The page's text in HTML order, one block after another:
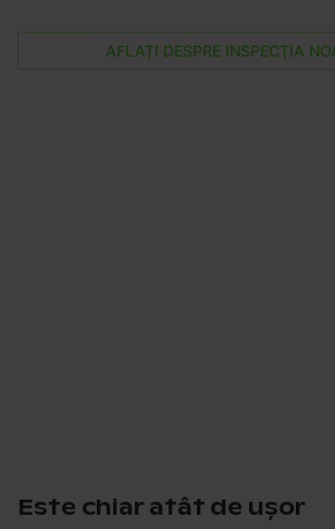
AFLAȚI DESPRE INSPECŢIA
Este chiar atât de uşor